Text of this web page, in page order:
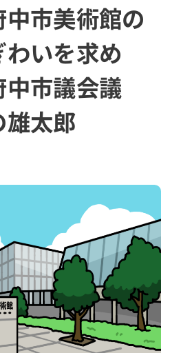
市美術館の
いを求め
市議会議
太郎